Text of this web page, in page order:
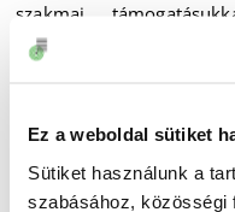
Ez a weboldal sütiket
Sütiket használunk a
szabásához, közösségi
szakmai
hozzájárultak a képzés
találkozunk velük a